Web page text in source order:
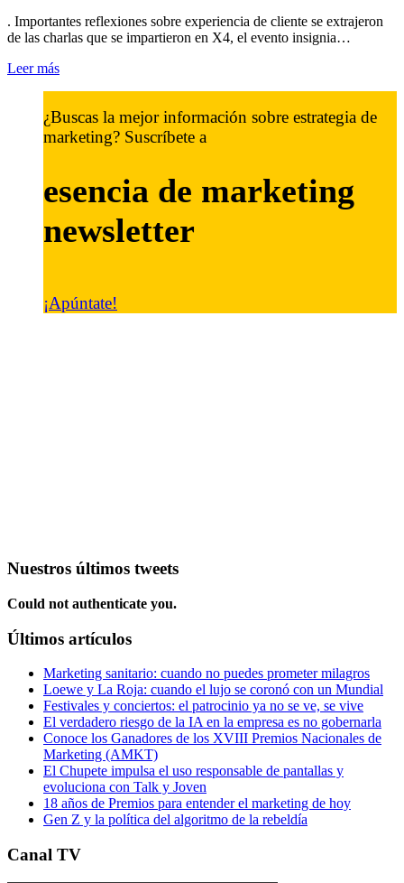
. Importantes reflexiones sobre experiencia de cliente se extrajeron
de las charlas que se impartieron en X4, el evento insignia…
Leer más
¿Buscas la mejor información sobre estrategia de
marketing? Suscríbete a
esencia de marketing
newsletter
¡Apúntate!
Nuestros últimos tweets
Could not authenticate you.
Últimos artículos
Marketing sanitario: cuando no puedes prometer milagros
Loewe y La Roja: cuando el lujo se coronó con un Mundial
Festivales y conciertos: el patrocinio ya no se ve, se vive
El verdadero riesgo de la IA en la empresa es no gobernarla
Conoce los Ganadores de los XVIII Premios Nacionales de
Marketing (AMKT)
El Chupete impulsa el uso responsable de pantallas y
evoluciona con Talk y Joven
18 años de Premios para entender el marketing de hoy
Gen Z y la política del algoritmo de la rebeldía
Canal TV